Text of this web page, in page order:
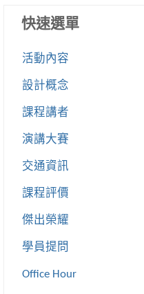
快速選單
活動內容
設計概念
課程講者
演講大賽
交通資訊
課程評價
傑出榮耀
學員提問
Office Hour